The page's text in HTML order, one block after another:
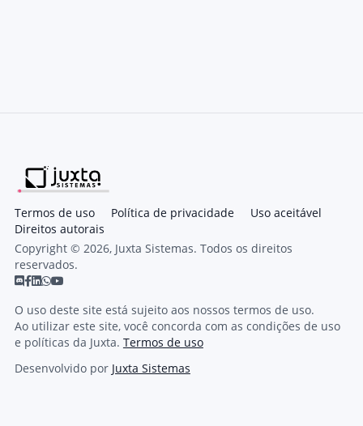
Termos de uso Política de privacidade
Uso aceitável
Direitos autorais
Copyright © 2026, Juxta Sistemas. Todos os direitos
reservados.
O uso deste site está sujeito aos nossos termos de uso.
Ao utilizar este site, você concorda com as condições de uso
e políticas da Juxta. Termos de uso
Desenvolvido por Juxta Sistemas